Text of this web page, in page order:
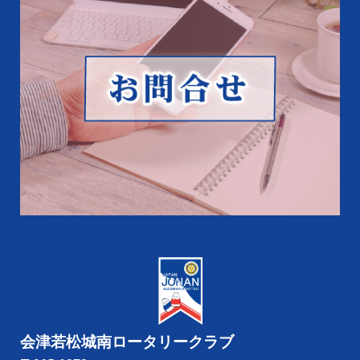
会津若松城南ロータリークラブ